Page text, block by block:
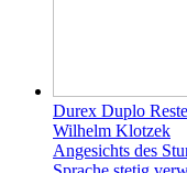
Durex Duplo
Wilhelm Klotzek
Angesichts des